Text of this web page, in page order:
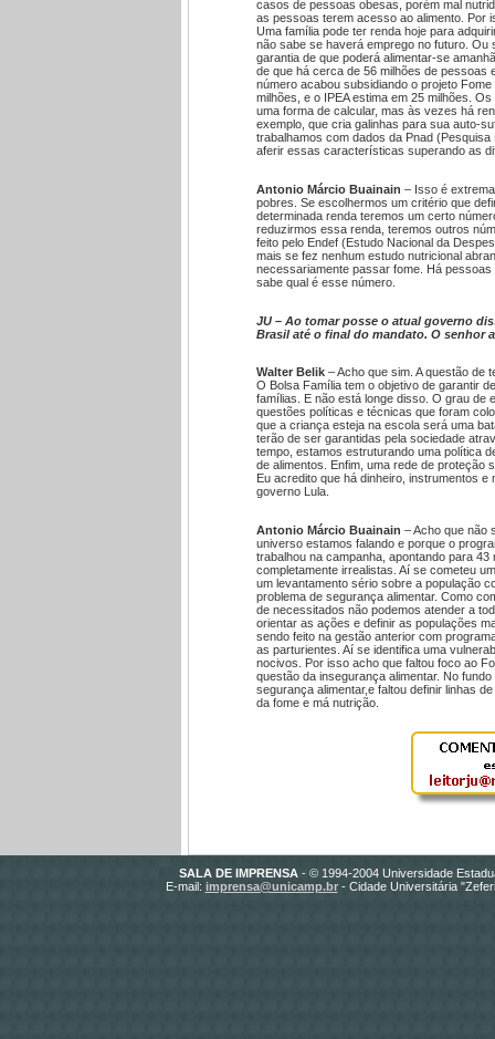
casos de pessoas obesas, porém mal
as pessoas terem acesso ao alimento. Por
Uma família pode ter renda hoje para
não sabe se haverá emprego no futuro. Ou
garantia de que poderá alimentar-se
de que há cerca de 56 milhões de pessoas
número acabou subsidiando o projeto
milhões, e o IPEA estima em 25 milhões.
uma forma de calcular, mas às vezes há
exemplo, que cria galinhas para sua auto-
trabalhamos com dados da Pnad
aferir essas características superando as
Antonio Márcio Buainain – Isso é
pobres. Se escolhermos um critério que
determinada renda teremos um certo
reduzirmos essa renda, teremos outros
feito pelo Endef (Estudo Nacional da
mais se fez nenhum estudo nutricional
necessariamente passar fome. Há
sabe qual é esse número.
JU – Ao tomar posse o atual governo
Brasil até o final do mandato. O senhor
Walter Belik– Acho que sim. A questão de
O Bolsa Família tem o objetivo de garantir
famílias. E não está longe disso. O grau de
questões políticas e técnicas que foram
que a criança esteja na escola será uma
terão de ser garantidas pela sociedade
tempo, estamos estruturando uma política
de alimentos. Enfim, uma rede de proteção
Eu acredito que há dinheiro, instrumentos
governo Lula.
Antonio Márcio Buainain – Acho que não
universo estamos falando e porque o
trabalhou na campanha, apontando para
completamente irrealistas. Aí se cometeu
um levantamento sério sobre a população
problema de segurança alimentar. Como
de necessitados não podemos atender a
orientar as ações e definir as populações
sendo feito na gestão anterior com
as parturientes. Aí se identifica uma
nocivos. Por isso acho que faltou foco ao
questão da insegurança alimentar. No
segurança alimentar,e faltou definir linhas
da fome e má nutrição.
SALA DE IMPRENSA- © 1994-2004 Universidade
E-mail: imprensa@unicamp.br- Cidade Universitária